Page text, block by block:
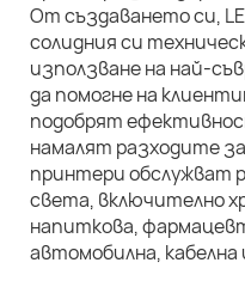
От създаването си,
солидния си
използване на най-
да помогне на
подобрят
намалят разходите
принтери обслужват
света, включително
напиткова,
автомобилна, кабелна